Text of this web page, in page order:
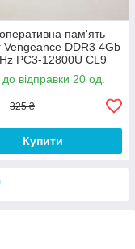
оперативна пам'ять
Vengeance DDR3 4Gb
PC3-12800U CL9
Б/У
відправки 20 од.
325 ₴
Купити